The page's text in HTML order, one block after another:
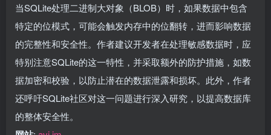
当SQLite处理二进制大对象（BLOB）时，如果数据中包含
特定的位模式，可能会触发内存中的位翻转，进而影响数据
的完整性和安全性。作者建议开发者在处理敏感数据时，应
特别注意SQLite的这一特性，并采取额外的防护措施，如数
据加密和校验，以防止潜在的数据泄露和损坏。此外，作者
还呼吁SQLite社区对这一问题进行深入研究，以提高数据库
的整体安全性。